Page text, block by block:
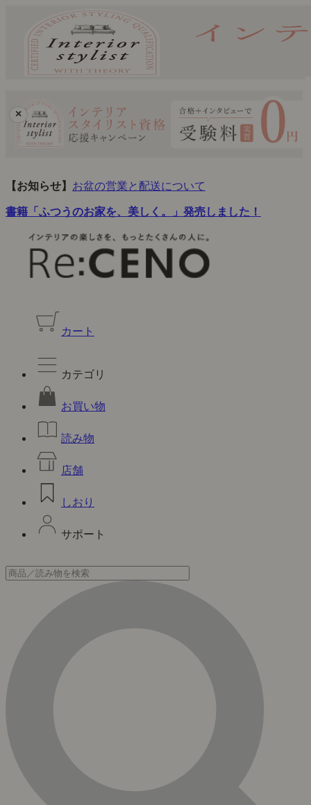
×
【お知らせ】 お盆の営業と配送について
書籍「ふつうのお家を、美しく。」発売しました！
カート
カテゴリ
お買い物
読み物
店舗
しおり
サポート